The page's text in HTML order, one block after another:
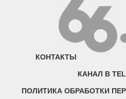
КОНТАКТЫ
КАНАЛ В
ПОЛИТИКА ОБРАБОТКИ